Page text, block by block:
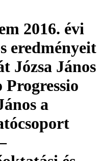
2016. évi
eredményeit
Józsa János
a